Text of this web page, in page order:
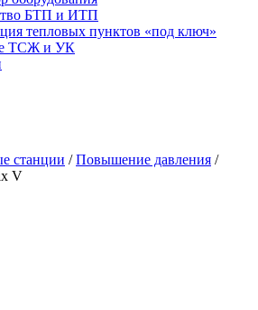
БТП и ИТП
тепловых пунктов «под ключ»
ТСЖ и УК
станции /Повышение давления /
V